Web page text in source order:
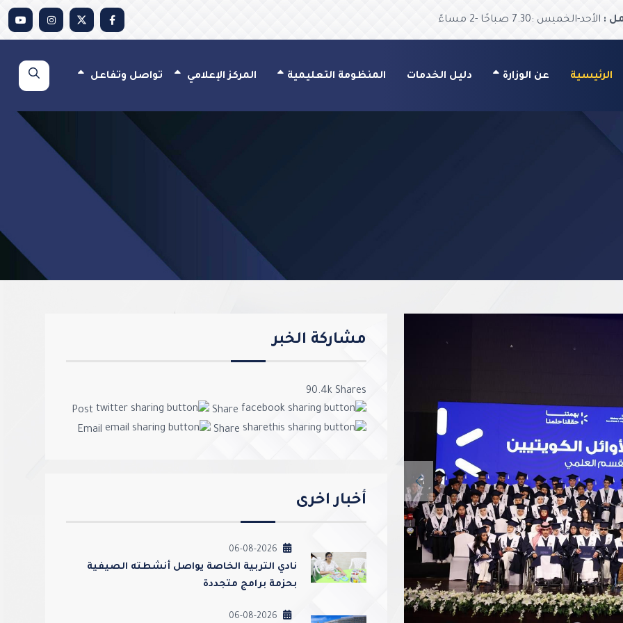
: الأحد-الخميس :7.30 صباحًا -2 مساءً
الرئيسية عن الوزارة دليل الخدمات المنظومة التعليمية المركز الإعلامي تواصل وتفاعل
Previous
مشاركة الخبر
90.4k Shares
Share
Post
Share
Email
أخبار اخرى
06-08-2026
نادي التربية الخاصة يواصل أنشطته الصيفية
بحزمة برامج متجددة
06-08-2026